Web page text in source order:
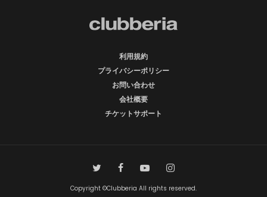
利用規約
プライバシーポリシー
お問い合わせ
会社概要
チケットサポート
Copyright ©Clubberia All rights reserved.